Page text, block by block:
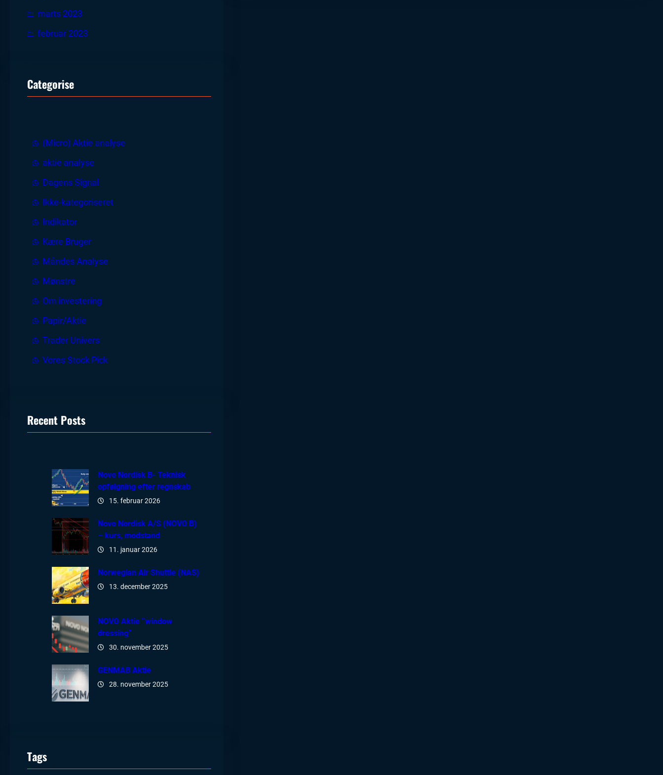
marts 2023
februar 2023
Categorise
(Micro) Aktie analyse
aktie analyse
Dagens Signal
Ikke-kategoriseret
Indikator
Kære Bruger
Måndes Analyse
Mønstre
Om investering
Papir/Aktie
Trader Univers
Vores Stock Pick
Recent Posts
Novo Nordisk B- Teknisk
opfølgning efter regnskab
15. februar 2026
Novo Nordisk A/S (NOVO B)
– kurs, modstand
11. januar 2026
Norwegian Air Shuttle (NAS)
13. december 2025
NOVO Aktie ”window
dressing”
30. november 2025
GENMAB Aktie
28. november 2025
Tags